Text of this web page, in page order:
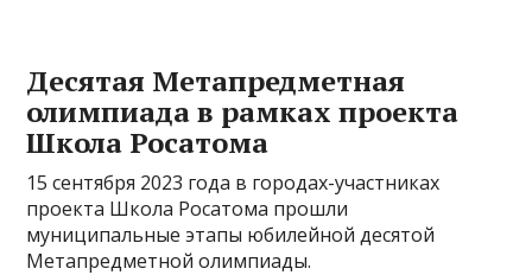
Десятая Метапредметная
олимпиада в рамках проекта
Школа Росатома
15 сентября 2023 года в городах-участниках
проекта Школа Росатома прошли
муниципальные этапы юбилейной десятой
Метапредметной олимпиады.